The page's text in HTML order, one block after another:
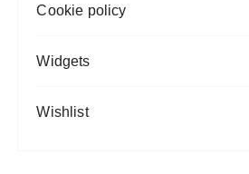
Cookie policy
Widgets
Wishlist